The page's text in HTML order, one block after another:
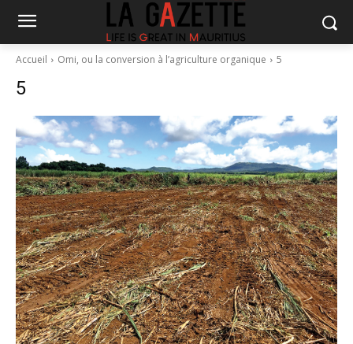
Accueil Omi, ou la conversion à l’agriculture organique 5
5